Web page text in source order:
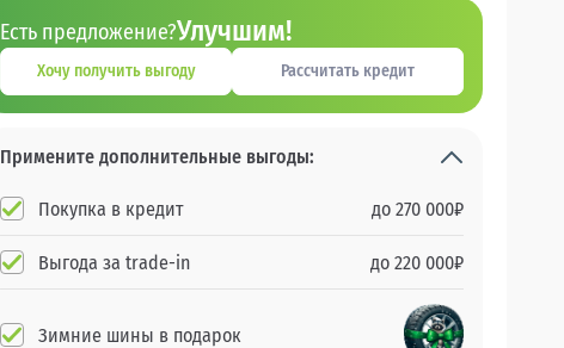
Есть предложение?Улучшим!
Хочу получить выгоду Рассчитать кредит
Примените дополнительные выгоды:
Покупка в кредит до 270 000₽
Выгода за trade-in до 220 000₽
Зимние шины в подарок